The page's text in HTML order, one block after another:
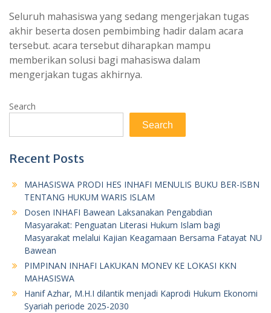
Seluruh mahasiswa yang sedang mengerjakan tugas
akhir beserta dosen pembimbing hadir dalam acara
tersebut. acara tersebut diharapkan mampu
memberikan solusi bagi mahasiswa dalam
mengerjakan tugas akhirnya.
Search
Search
Recent Posts
MAHASISWA PRODI HES INHAFI MENULIS BUKU BER-ISBN
TENTANG HUKUM WARIS ISLAM
Dosen INHAFI Bawean Laksanakan Pengabdian
Masyarakat: Penguatan Literasi Hukum Islam bagi
Masyarakat melalui Kajian Keagamaan Bersama Fatayat NU
Bawean
PIMPINAN INHAFI LAKUKAN MONEV KE LOKASI KKN
MAHASISWA
Hanif Azhar, M.H.I dilantik menjadi Kaprodi Hukum Ekonomi
Syariah periode 2025-2030